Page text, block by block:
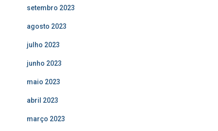
setembro 2023
agosto 2023
julho 2023
junho 2023
maio 2023
abril 2023
março 2023